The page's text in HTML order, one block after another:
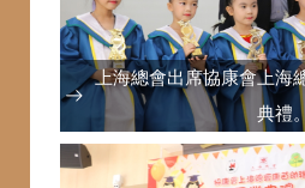
上海總會出席協康會上海
典禮。